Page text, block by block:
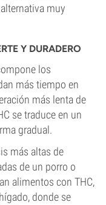
muy
Y DURADERO
los
más tiempo en
más lenta de
se traduce en un
gradual.
más altas de
de un porro o
alimentos con THC,
donde se